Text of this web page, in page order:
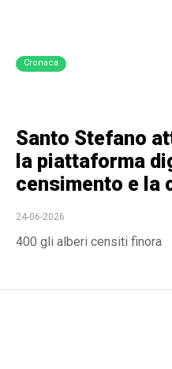
Cronaca
Santo Stefano
la piattaforma
censimento e la
24-06-2026
400 gli alberi censiti finora